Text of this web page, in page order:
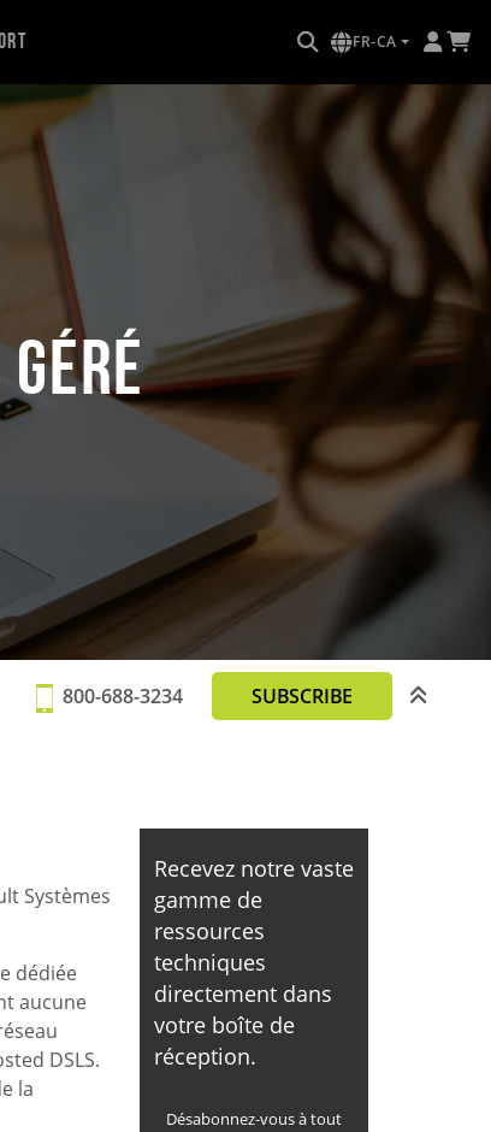
FR-CA
géré
800-688-3234 SUBSCRIBE
Systèmes
dédiée
aucune
DSLS.
la
Recevez notre vaste
gamme de
ressources
techniques
directement dans
votre boîte de
réception.
Désabonnez-vous à tout